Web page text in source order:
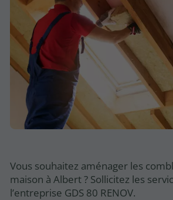
Vous souhaitez aménager les
maison à Albert ? Sollicitez les
l’entreprise GDS 80 RENOV.